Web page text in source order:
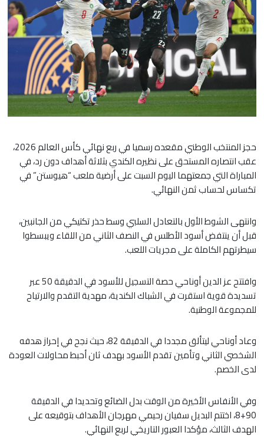
حجز المنتخب الوطني مقعده رسميا في ربع نهائي كأس العالم 2026،
عقب انتصاره المستحق على نظيره الكندي بثلاثة أهداف دون رد، في
المباراة التي جمعتهما اليوم السبت على أرضية ملعب “هيوستن” في
تكساس لحساب ثمن النهائي.
​وانتهى الشوط الأول بالتعادل السلبي وسط حذر تكتيكي من الجانبين،
قبل أن ينتفض أسود الأطلس في النصف الثاني من اللقاء ويبسطوا
سيطرتهم الكاملة على مجريات اللعب.
​وافتتح عز الدين أوناحي حصة التسجيل للأسود في الدقيقة 50 عبر
تسديدة قوية استقرت في الشباك الكندية، مهدية التقدم والارتياح
للمجموعة الوطنية.
​وعاد أوناحي ليتألق مجددا في الدقيقة 82، حيث نجح في إحراز هدفه
الشخصي الثاني وتأمين تقدم الأسود بهدف ثان أحبط محاولات العودة
لدى الخصم.
​وفي الأنفاس الأخيرة من الوقت بدل الضائع وتحديدا في الدقيقة
90+8، اختتم البديل سفيان رحيمي مهرجان الأهداف بتوقيعه على
الهدف الثالث، مؤكدا العبور التاريخي لربع النهائي.